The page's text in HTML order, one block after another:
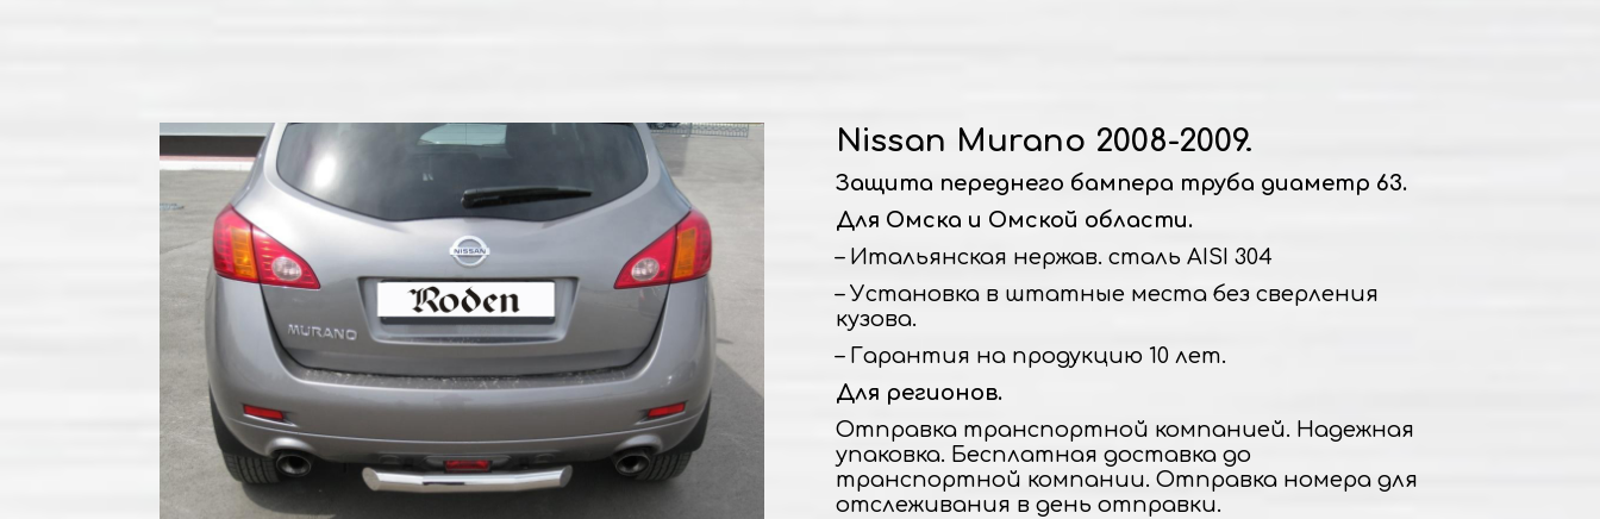
Nissan Murano 2008-2009.
Защита переднего бампера труба диаметр 63.
Для Омска и Омской области.
– Итальянская нержав. сталь AISI 304
– Установка в штатные места без сверления
кузова.
– Гарантия на продукцию 10 лет.
Для регионов.
Отправка транспортной компанией. Надежная
упаковка. Бесплатная доставка до
транспортной компании. Отправка номера для
отслеживания в день отправки.